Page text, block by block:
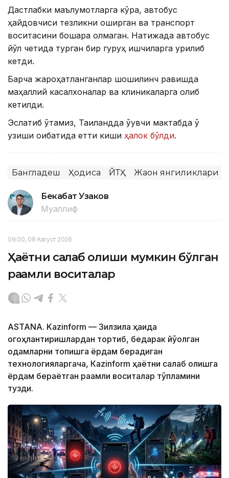
Дастлабки маълумотларга кўра, автобус
ҳайдовчиси тезликни оширган ва транспорт
воситасини бошқара олмаган. Натижада автобус
йўл четида турган бир гуруҳ ишчиларга урилиб
кетди.
Барча жароҳатланганлар шошилинч равишда
маҳаллий касалхоналар ва клиникаларга олиб
кетилди.
Эслатиб ўтамиз, Таиландда ўқувчи мактабда ўқ
узиши оқибатида етти киши ҳалок бўлди.
Бангладеш Ҳодиса ЙТҲ Жаҳон янгиликлари
Бекабат Узаков
Муаллиф
09:00, 08 Август 2026
Ҳаётни сақлаб қолиши мумкин бўлган
рақамли воситалар
ASTANA. Kazinform — Зилзила ҳақида
огоҳлантиришлардан тортиб, бедарак йўқолган
одамларни топишга ёрдам берадиган
технологияларгача, Кazinform ҳаётни сақлаб қолишга
ёрдам бераётган рақамли воситалар тўпламини
тузди.